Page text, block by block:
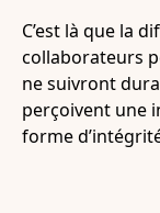
C’est là que la
collaborateurs
ne suivront
perçoivent une
forme